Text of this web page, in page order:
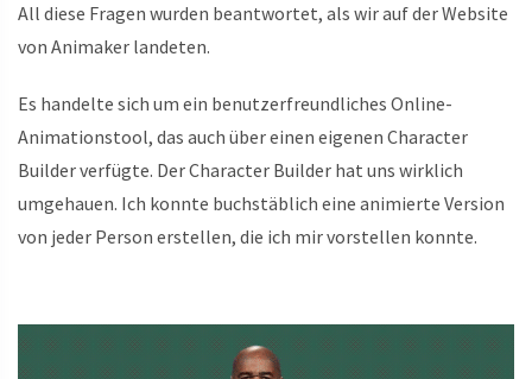
All diese Fragen wurden beantwortet, als wir auf der Website
von Animaker landeten.
Es handelte sich um ein benutzerfreundliches Online-
Animationstool, das auch über einen eigenen Character
Builder verfügte. Der Character Builder hat uns wirklich
umgehauen. Ich konnte buchstäblich eine animierte Version
von jeder Person erstellen, die ich mir vorstellen konnte.